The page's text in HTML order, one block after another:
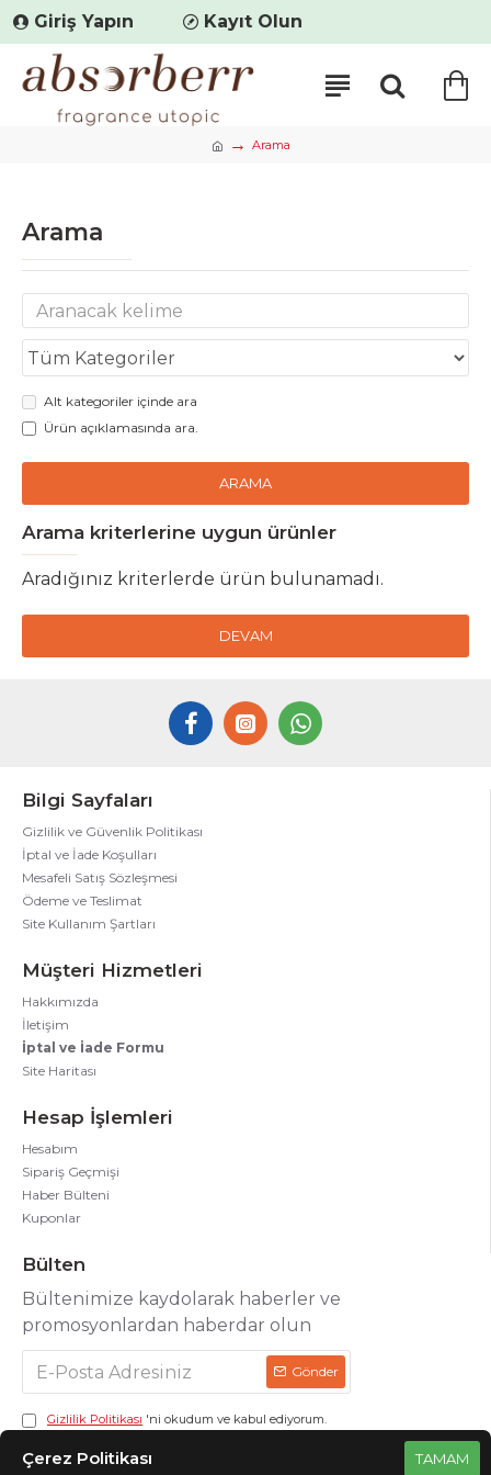
Giriş Yapın Kayıt Olun
Arama
Arama
Alt kategoriler içinde ara
Ürün açıklamasında ara.
ARAMA
Arama kriterlerine uygun ürünler
Aradığınız kriterlerde ürün bulunamadı.
DEVAM
Bilgi Sayfaları
Gizlilik ve Güvenlik Politikası
İptal ve İade Koşulları
Mesafeli Satış Sözleşmesi
Ödeme ve Teslimat
Site Kullanım Şartları
Müşteri Hizmetleri
Hakkımızda
İletişim
İptal ve İade Formu
Site Haritası
Hesap İşlemleri
Hesabım
Sipariş Geçmişi
Haber Bülteni
Kuponlar
Bülten
Bültenimize kaydolarak haberler ve
promosyonlardan haberdar olun
Gönder
Gizlilik Politikası 'ni okudum ve kabul ediyorum.
TAMAM
Çerez Politikası